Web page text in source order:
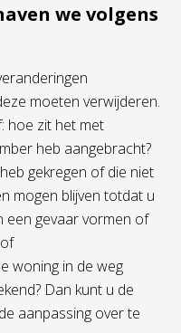
we volgens
moeten verwijderen.
hoe zit het met
heb aangebracht?
gekregen of die niet
mogen blijven totdat u
een gevaar vormen of
woning in de weg
Dan kunt u de
aanpassing over te